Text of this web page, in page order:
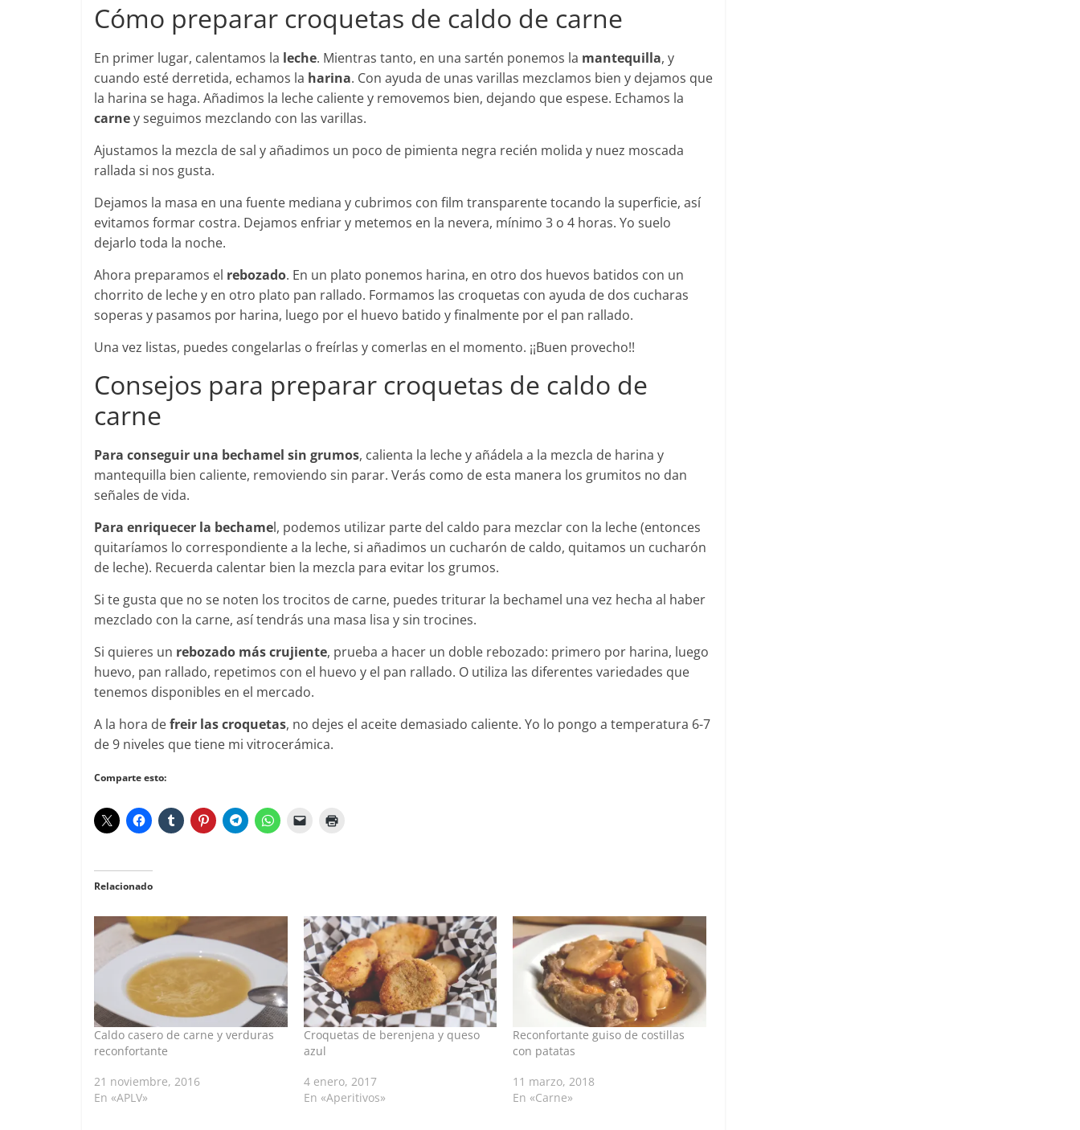
Cómo preparar croquetas de caldo de carne
En primer lugar, calentamos la leche. Mientras tanto, en una sartén ponemos la mantequilla, y
cuando esté derretida, echamos la harina. Con ayuda de unas varillas mezclamos bien y dejamos que
la harina se haga. Añadimos la leche caliente y removemos bien, dejando que espese. Echamos la
carney seguimos mezclando con las varillas.
Ajustamos la mezcla de sal y añadimos un poco de pimienta negra recién molida y nuez moscada
rallada si nos gusta.
Dejamos la masa en una fuente mediana y cubrimos con film transparente tocando la superficie, así
evitamos formar costra. Dejamos enfriar y metemos en la nevera, mínimo 3 o 4 horas. Yo suelo
dejarlo toda la noche.
Ahora preparamos el rebozado. En un plato ponemos harina, en otro dos huevos batidos con un
chorrito de leche y en otro plato pan rallado. Formamos las croquetas con ayuda de dos cucharas
soperas y pasamos por harina, luego por el huevo batido y finalmente por el pan rallado.
Una vez listas, puedes congelarlas o freírlas y comerlas en el momento. ¡¡Buen provecho!!
Consejos para preparar croquetas de caldo de
carne
Para conseguir una bechamel sin grumos, calienta la leche y añádela a la mezcla de harina y
mantequilla bien caliente, removiendo sin parar. Verás como de esta manera los grumitos no dan
señales de vida.
Para enriquecer la bechamel, podemos utilizar parte del caldo para mezclar con la leche (entonces
quitaríamos lo correspondiente a la leche, si añadimos un cucharón de caldo, quitamos un cucharón
de leche). Recuerda calentar bien la mezcla para evitar los grumos.
Si te gusta que no se noten los trocitos de carne, puedes triturar la bechamel una vez hecha al haber
mezclado con la carne, así tendrás una masa lisa y sin trocines.
Si quieres un rebozado más crujiente, prueba a hacer un doble rebozado: primero por harina, luego
huevo, pan rallado, repetimos con el huevo y el pan rallado. O utiliza las diferentes variedades que
tenemos disponibles en el mercado.
A la hora defreir las croquetas, no dejes el aceite demasiado caliente. Yo lo pongo a temperatura 6-7
de 9 niveles que tiene mi vitrocerámica.
Comparte esto:
Relacionado
Caldo casero de carne y verduras
reconfortante
21 noviembre, 2016
En «APLV»
Croquetas de berenjena y queso
azul
4 enero, 2017
En «Aperitivos»
Reconfortante guiso de costillas
con patatas
11 marzo, 2018
En «Carne»